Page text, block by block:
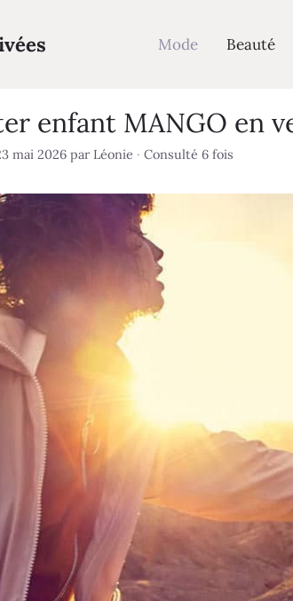
Mode Beauté
enfant MANGO en
mai 2026 par Léonie · Consulté 6 fois